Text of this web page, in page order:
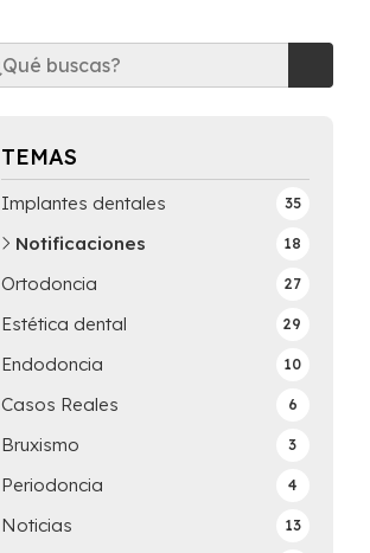
TEMAS
Implantes dentales 35
Notificaciones 18
Ortodoncia 27
Estética dental 29
Endodoncia 10
Casos Reales 6
Bruxismo 3
Periodoncia 4
Noticias 13